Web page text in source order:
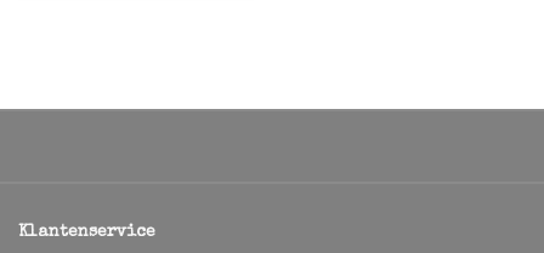
Klantenservice